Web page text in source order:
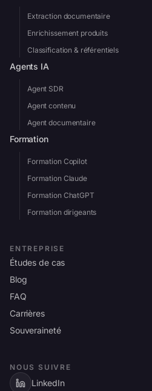
Extraction documentaire
Enrichissement produits
Classification & référentiels
Agents IA
Agent SDR
Agent contenu
Agent documentaire
Formation
Formation Copilot
Formation Claude
Formation ChatGPT
Formation dirigeants
ENTREPRISE
Études de cas
Blog
FAQ
Carrières
Souveraineté
NOUS SUIVRE
LinkedIn